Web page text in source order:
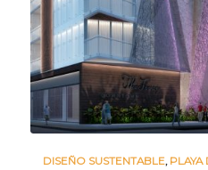
DISEÑO SUSTENTABLE, PLAYA